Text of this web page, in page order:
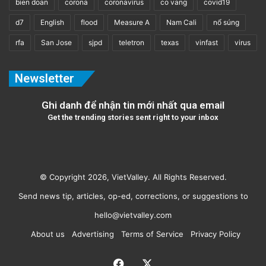
bien doan corona coronavirus co vang covid19
d7 English flood Measure A Nam Cali nổ súng
rfa San Jose sjpd teletron texas vinfast virus
Newsletter
Ghi danh để nhận tin mới nhất qua email
Get the trending stories sent right to your inbox
© Copyright 2026, VietValley. All Rights Reserved.
Send news tip, articles, op-ed, corrections, or suggestions to
hello@vietvalley.com
About us
Advertising Terms of Service Privacy Policy
Facebook